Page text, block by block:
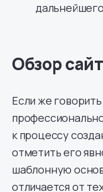
Обзор
Если же
к процессу
отметить его
шаблонную
отличается от